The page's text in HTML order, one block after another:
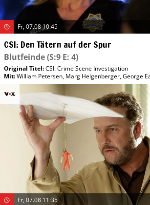
Fr, 07.08 10:45
CSI: Den Tätern auf der Spur
Blutfeinde(S:9 E: 4)
Original Titel:CSI: Crime Scene Investigation
Mit:William Petersen, Marg Helgenberger,George
Fr, 07.08 11:35